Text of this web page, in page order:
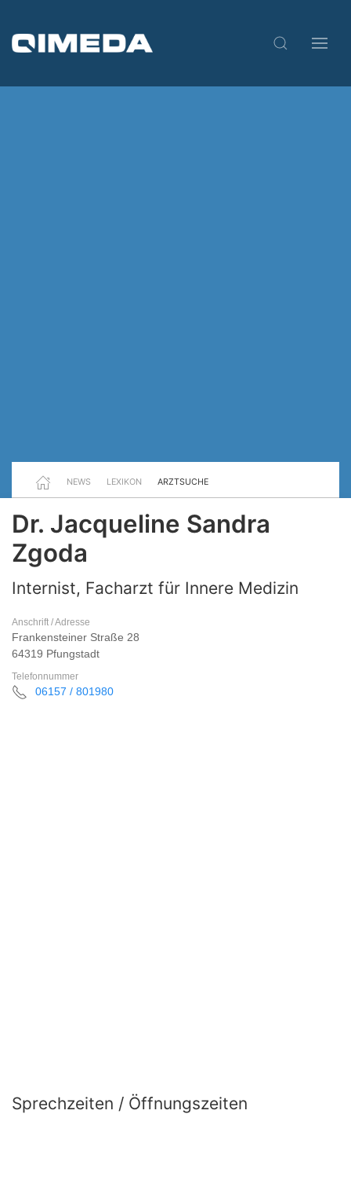
NEWS LEXIKON ARZTSUCHE
Dr. Jacqueline Sandra
Zgoda
Internist, Facharzt für Innere Medizin
Anschrift / Adresse
Frankensteiner Straße 28
64319 Pfungstadt
Telefonnummer
06157 / 801980
Sprechzeiten / Öffnungszeiten